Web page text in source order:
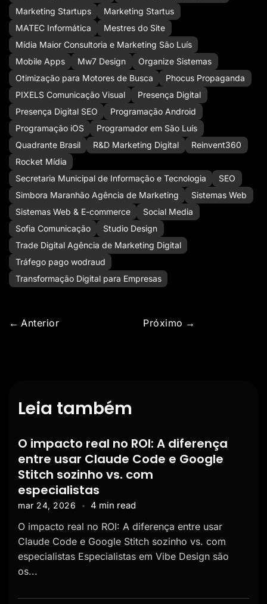
Marketing Startups
Marketing Startus
MATEC Informática
Mestres do Site
Mídia Maior Consultoria e Marketing São Luís
Mobile Apps
Mw7 Design
Organize Sistemas
Otimização para Motores de Busca
Phocus Propaganda
PIXELS Comunicação Visual
Presença Digital
Presença Digital SEO
Programação Android
Programação iOS
Programador em São Luís
Quadrante Brasil
R&D Marketing Digital
Reinvent360
Rocket Mídia
Secretaria Municipal de Informação e Tecnologia
SEO
Simbora Maranhão Agência de Marketing
Sistemas Web
Sistemas Web & E-commerce
Social Media
Sofia Comunicação
Studio Design
Trade Digital Agência de Marketing Digital
Tráfego pago wodraud
Transformação Digital para Empresas
Anterior Próximo
Leia também
O impacto real no ROI: A diferença
entre usar Claude Code e Google
Stitch sozinho vs. com
especialistas
mar 24, 2026 4 min read
O impacto real no ROI: A diferença entre usar
Claude Code e Google Stitch sozinho vs. com
especialistas Especialistas em Vibe Design são
os...